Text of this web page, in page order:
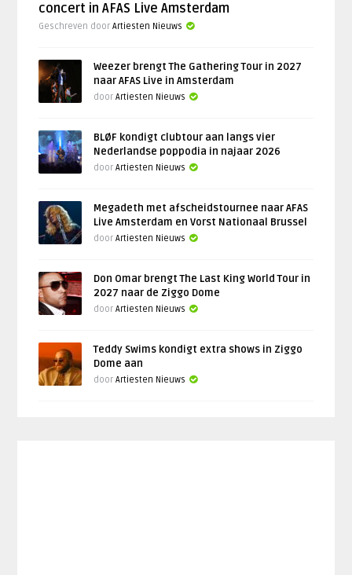
concert in AFAS Live Amsterdam
Geschreven doorArtiesten Nieuws
Weezer brengt The Gathering Tour in 2027
naar AFAS Live in Amsterdam
doorArtiesten Nieuws
BLØF kondigt clubtour aan langs vier
Nederlandse poppodia in najaar 2026
doorArtiesten Nieuws
Megadeth met afscheidstournee naar AFAS
Live Amsterdam en Vorst Nationaal Brussel
doorArtiesten Nieuws
Don Omar brengt The Last King World Tour in
2027 naar de Ziggo Dome
doorArtiesten Nieuws
Teddy Swims kondigt extra shows in Ziggo
Dome aan
doorArtiesten Nieuws